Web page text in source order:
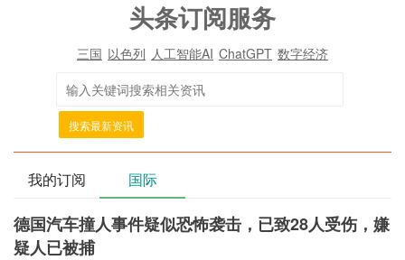
头条订阅服务
三国 以色列 人工智能AI ChatGPT 数字经济
搜索最新资讯
我的订阅 国际
德国汽车撞人事件疑似恐怖袭击，已致28人受伤，嫌
疑人已被捕